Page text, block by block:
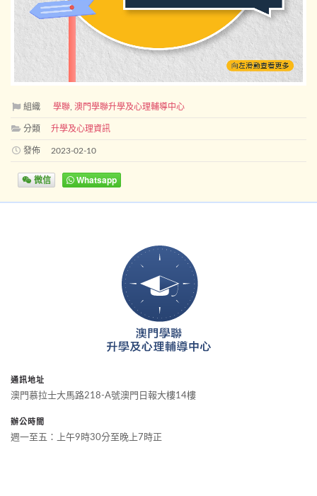
組織 學聯 澳門學聯升學及心理輔導中心
分類 升學及心理資訊
發佈 2023-02-10
微信 Whatsapp
通訊地址
澳門慕拉士大馬路218-A號澳門日報大樓14樓
辦公時間
週一至五：上午9時30分至晚上7時正